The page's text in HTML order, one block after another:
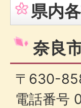
県内
奈良
〒630-
電話番号